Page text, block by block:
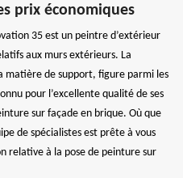
prix économiques
35 est un peintre d’extérieur
aux murs extérieurs. La
matière de support, figure parmi les
pour l’excellente qualité de ses
sur façade en brique. Où que
de spécialistes est prête à vous
relative à la pose de peinture sur